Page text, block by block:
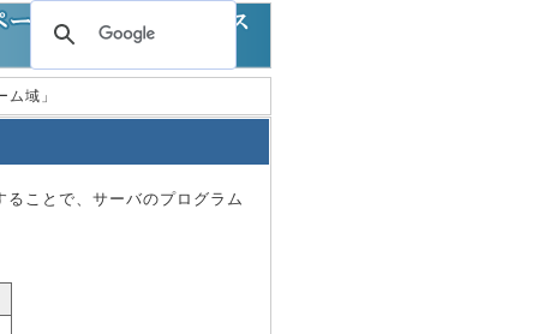
域」
ることで、サーバのプログラム